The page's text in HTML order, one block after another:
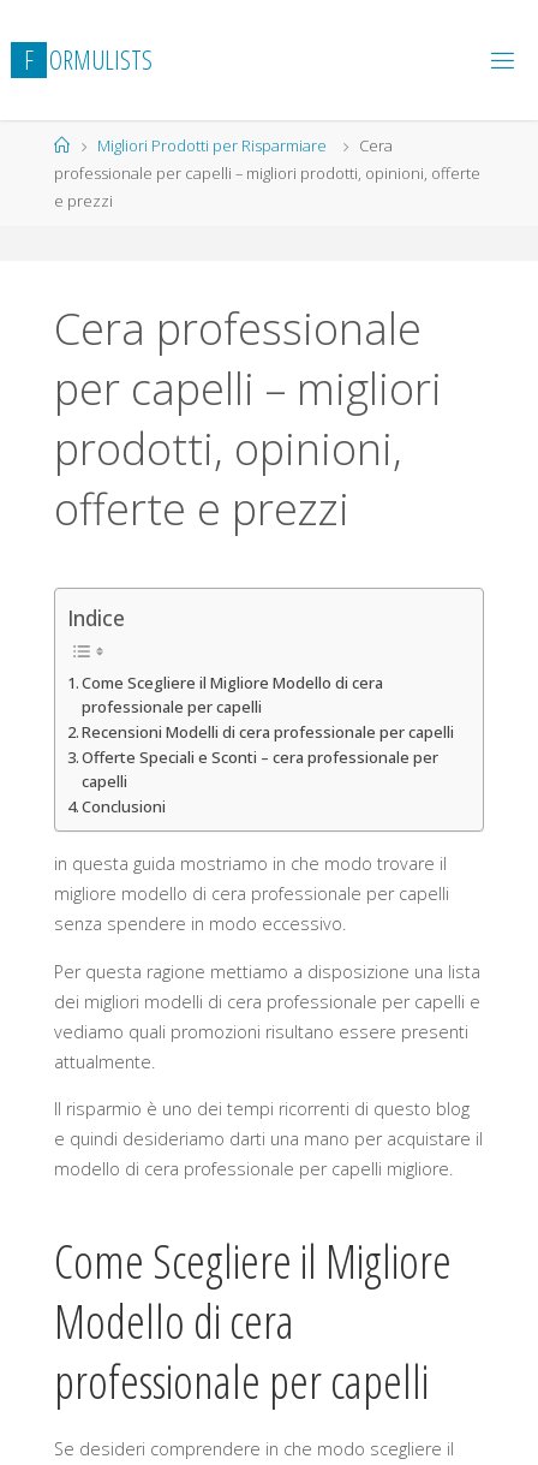
al
contenuto
F ORMULISTS
HomeMigliori Prodotti per Risparmiare
Cera
professionale per capelli – migliori prodotti, opinioni, offerte
e prezzi
Cera professionale
per capelli – migliori
prodotti, opinioni,
offerte e prezzi
Indice
Come Scegliere il Migliore Modello di cera
professionale per capelli
Recensioni Modelli di cera professionale per capelli
Offerte Speciali e Sconti – cera professionale per
capelli
Conclusioni
in questa guida mostriamo in che modo trovare il
migliore modello di cera professionale per capelli
senza spendere in modo eccessivo.
Per questa ragione mettiamo a disposizione una lista
dei migliori modelli di cera professionale per capelli e
vediamo quali promozioni risultano essere presenti
attualmente.
Il risparmio è uno dei tempi ricorrenti di questo blog
e quindi desideriamo darti una mano per acquistare il
modello di cera professionale per capelli migliore.
Come Scegliere il Migliore
Modello di cera
professionale per capelli
Se desideri comprendere in che modo scegliere il